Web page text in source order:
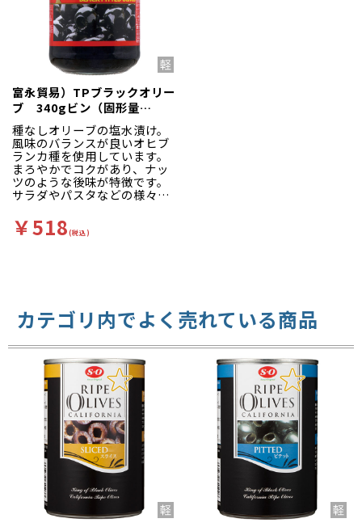
富永貿易）TPブラックオリー
ブ 340gビン（固形量
160g）
種なしオリーブの塩水漬け。
風味のバランスが良いオヒブ
ランカ種を使用しています。
まろやかでコクがあり、ナッ
ツのような後味が特徴です。
サラダやパスタなどの様々な
料理のトッピングに最適で
す。
￥518(税込)
カテゴリ内でよく売れている商品